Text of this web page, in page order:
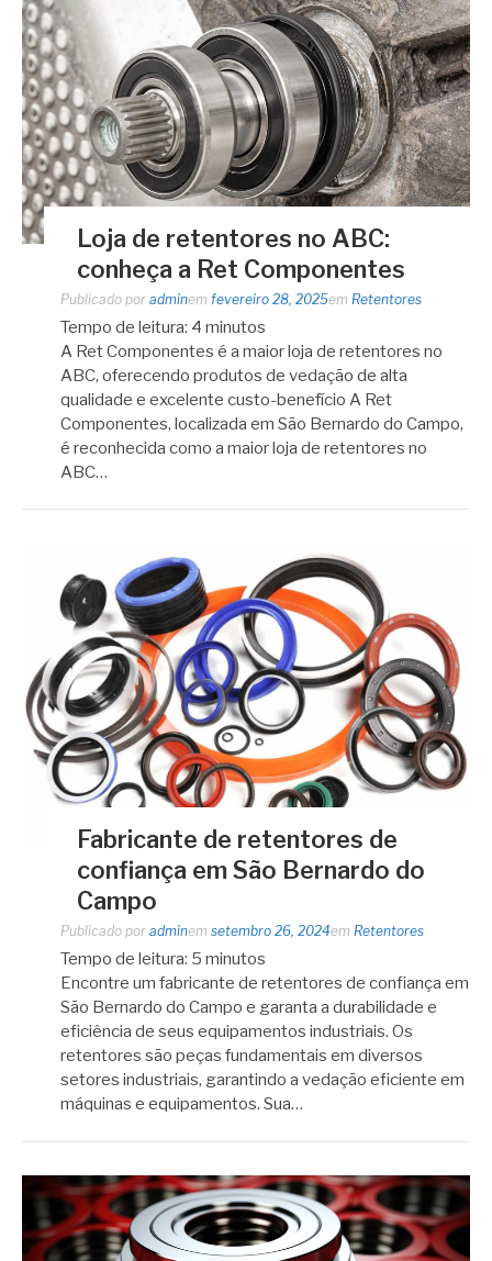
Loja de retentores no ABC:
conheça a Ret Componentes
Publicado por adminem fevereiro 28, 2025em Retentores
Tempo de leitura: 4 minutos
A Ret Componentes é a maior loja de retentores no
ABC, oferecendo produtos de vedação de alta
qualidade e excelente custo-benefício A Ret
Componentes, localizada em São Bernardo do Campo,
é reconhecida como a maior loja de retentores no
ABC…
Fabricante de retentores de
confiança em São Bernardo do
Campo
Publicado por adminem setembro 26, 2024em Retentores
Tempo de leitura: 5 minutos
Encontre um fabricante de retentores de confiança em
São Bernardo do Campo e garanta a durabilidade e
eficiência de seus equipamentos industriais. Os
retentores são peças fundamentais em diversos
setores industriais, garantindo a vedação eficiente em
máquinas e equipamentos. Sua…